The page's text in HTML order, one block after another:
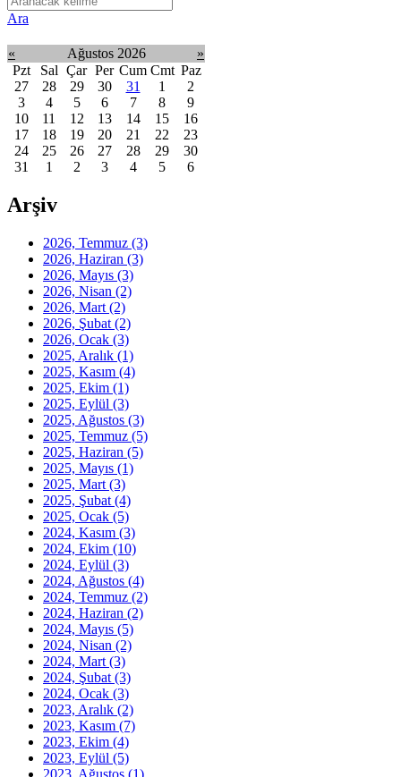
Ara
« Ağustos 2026
»
Pzt
Sal Çar Per Cum Cmt Paz
27
28 29 30 31 1
2
3
4 5 6 7 8
9
10
11 12 13 14 15
16
17
18 19 20 21 22
23
24
25 26 27 28 29
30
31
1 2 3 4 5 6
Arşiv
2026, Temmuz (3)
2026, Haziran (3)
2026, Mayıs (3)
2026, Nisan (2)
2026, Mart (2)
2026, Şubat (2)
2026, Ocak (3)
2025, Aralık (1)
2025, Kasım (4)
2025, Ekim (1)
2025, Eylül (3)
2025, Ağustos (3)
2025, Temmuz (5)
2025, Haziran (5)
2025, Mayıs (1)
2025, Mart (3)
2025, Şubat (4)
2025, Ocak (5)
2024, Kasım (3)
2024, Ekim (10)
2024, Eylül (3)
2024, Ağustos (4)
2024, Temmuz (2)
2024, Haziran (2)
2024, Mayıs (5)
2024, Nisan (2)
2024, Mart (3)
2024, Şubat (3)
2024, Ocak (3)
2023, Aralık (2)
2023, Kasım (7)
2023, Ekim (4)
2023, Eylül (5)
2023, Ağustos (1)